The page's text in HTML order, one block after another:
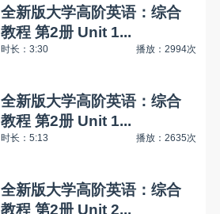
全新版大学高阶英语：综合
教程 第2册 Unit 1...
时长：3:30 播放：2994次
全新版大学高阶英语：综合
教程 第2册 Unit 1...
时长：5:13 播放：2635次
全新版大学高阶英语：综合
教程 第2册 Unit 2...